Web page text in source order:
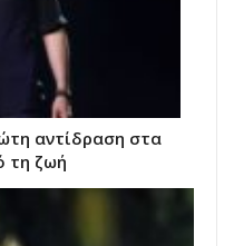
αντίδραση στα
τη ζωή